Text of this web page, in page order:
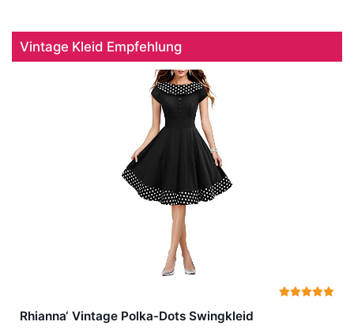
Vintage Kleid Empfehlung
Rhianna‘ Vintage Polka-Dots Swingkleid